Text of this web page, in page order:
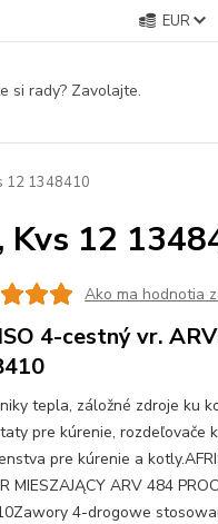
EUR
si rady? Zavolajte.
12 1348410
Kvs 12
Ako ma hodnotia
4-cestný vr.
tepla, záložné zdroje ku
pre kúrenie, rozdeľovače
pre kúrenie a
MIESZAJĄCY ARV 484
4-drogowe